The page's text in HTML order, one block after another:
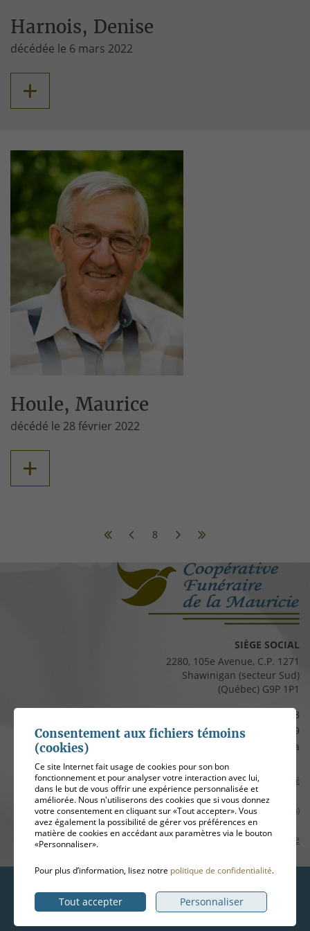
Harnois, Denise
décédée le 6 mars 2022
+
Houle, Maurice
décédé le 28 février 2022
+
8
SIÈGE SOCIAL
2280, 105e Avenue, C.P. 1271
Shawinigan (secteur Sud)
(Québec) G9P 1P1
819 537-8828
Télécopieur :819 537-8829
clients@cfmauricie.ca
Conditions d’utilisation et politique de confidentialité
Gérer mes témoins (cookies)
Plan de site
Hébergement
ADN communication
Consentement aux fichiers témoins
(cookies)
Ce site Internet fait usage de cookies pour son bon
fonctionnement et pour analyser votre interaction avec lui,
dans le but de vous offrir une expérience personnalisée et
améliorée. Nous n'utiliserons des cookies que si vous donnez
votre consentement en cliquant sur «Tout accepter». Vous
avez également la possibilité de gérer vos préférences en
matière de cookies en accédant aux paramètres via le bouton
«Personnaliser».
Pour plus d’information, lisez notre politique de confidentialité.
Tout accepter Personnaliser